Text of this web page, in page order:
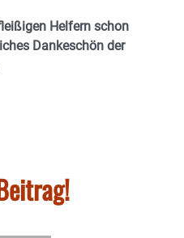
Helfern schon
Dankeschön der